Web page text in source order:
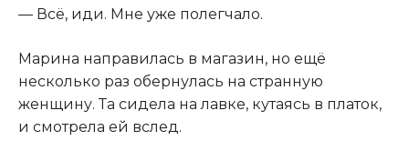
— Всё, иди. Мне уже полегчало.
Марина направилась в магазин, но ещё
несколько раз обернулась на странную
женщину. Та сидела на лавке, кутаясь в платок,
и смотрела ей вслед.